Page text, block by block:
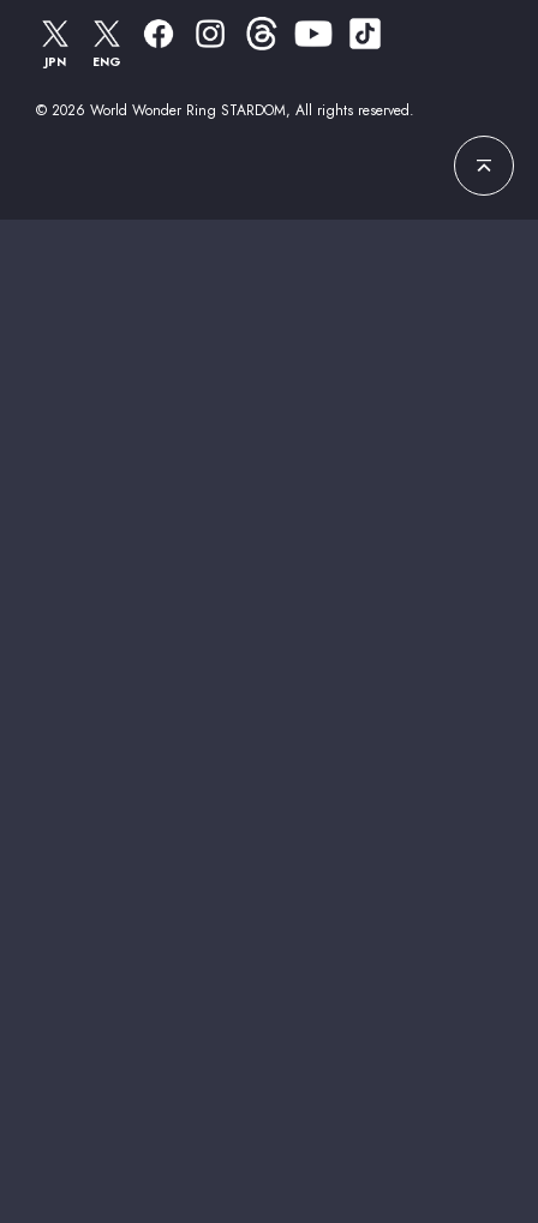
JPN ENG
© 2026 World Wonder Ring STARDOM, All rights reserved.